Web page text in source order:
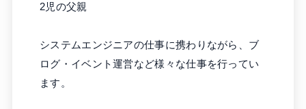
2児の父親
システムエンジニアの仕事に携わりながら、ブ
ログ・イベント運営など様々な仕事を行ってい
ます。